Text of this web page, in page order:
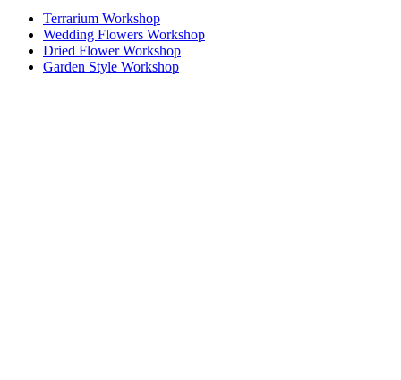
Terrarium Workshop
Wedding Flowers Workshop
Dried Flower Workshop
Garden Style Workshop